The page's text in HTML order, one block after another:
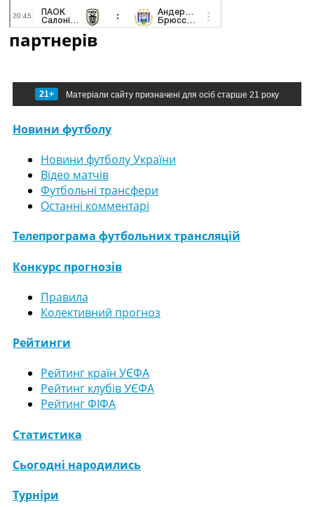
партнерів
21+ Матеріали сайту призначені для осіб старше 21 року
Новини футболу
Новини футболу України
Відео матчів
Футбольні трансфери
Останні комментарі
Телепрограма футбольних трансляцій
Конкурс прогнозів
Правила
Колективний прогноз
Рейтинги
Рейтинг країн УЄФА
Рейтинг клубів УЄФА
Рейтинг ФІФА
Статистика
Сьогодні народились
Турніри